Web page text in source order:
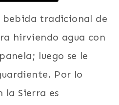
bebida tradicional de
hirviendo agua con
luego se le
Por lo
la Sierra es